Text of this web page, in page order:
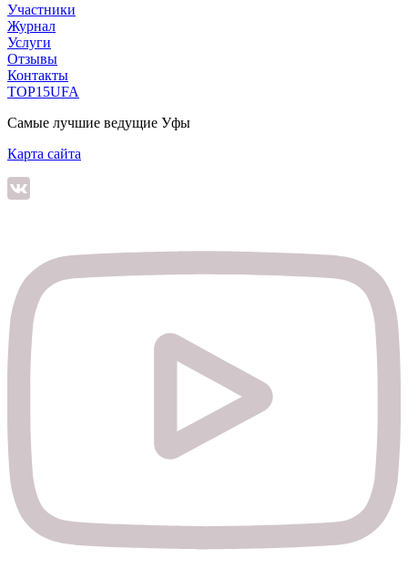
Участники
Журнал
Услуги
Отзывы
Контакты
TOP15UFA
Самые лучшие ведущие Уфы
Карта сайта